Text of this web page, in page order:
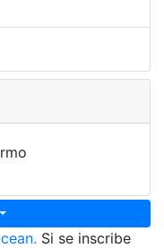
Si se inscribe